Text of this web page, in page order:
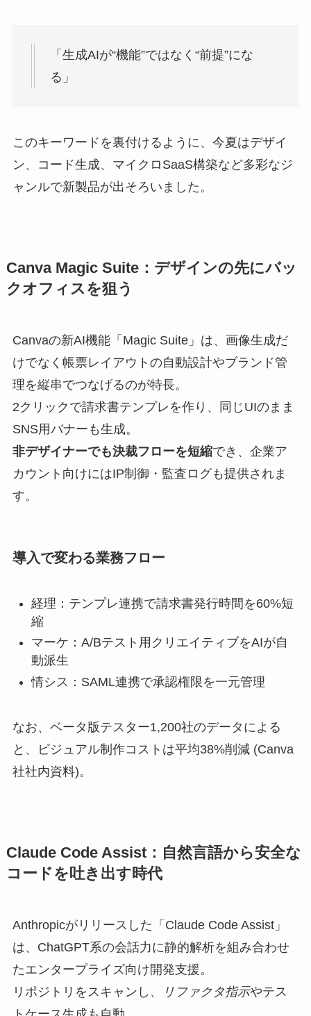
「生成AIが“機能”ではなく“前提”にな
る」
このキーワードを裏付けるように、今夏はデザイ
ン、コード生成、マイクロSaaS構築など多彩なジ
ャンルで新製品が出そろいました。
Canva Magic Suite：デザインの先にバッ
クオフィスを狙う
Canvaの新AI機能「Magic Suite」は、画像生成だ
けでなく帳票レイアウトの自動設計やブランド管
理を縦串でつなげるのが特長。
2クリックで請求書テンプレを作り、同じUIのまま
SNS用バナーも生成。
非デザイナーでも決裁フローを短縮でき、企業ア
カウント向けにはIP制御・監査ログも提供されま
す。
導入で変わる業務フロー
経理：テンプレ連携で請求書発行時間を60%短
縮
マーケ：A/Bテスト用クリエイティブをAIが自
動派生
情シス：SAML連携で承認権限を一元管理
なお、ベータ版テスター1,200社のデータによる
と、ビジュアル制作コストは平均38%削減 (Canva
社社内資料)。
Claude Code Assist：自然言語から安全な
コードを吐き出す時代
Anthropicがリリースした「Claude Code Assist」
は、ChatGPT系の会話力に静的解析を組み合わせ
たエンタープライズ向け開発支援。
リポジトリをスキャンし、
リファクタ指示やテス